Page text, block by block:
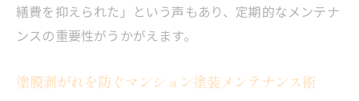
繕費を抑えられた」という声もあり、定期的なメンテナ
ンスの重要性がうかがえます。
塗膜剥がれを防ぐマンション塗装メンテナンス術